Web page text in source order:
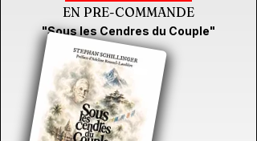
EN PRE-COMMANDE
"Sous les Cendres du Couple"